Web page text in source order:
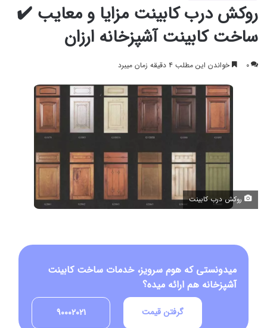
روکش درب کابینت مزایا و معایب ✔️
ساخت کابینت آشپزخانه ارزان
۰ خواندن این مطلب ۴ دقیقه زمان میبرد
روکش درب کابینت
میدونستی که هوم سرویز، خدمات ساخت کابینت
آشپزخانه هم ارائه میده؟
90002021 گرفتن قیمت